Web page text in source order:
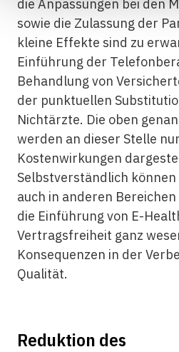
die Anpassungen bei den
sowie die Zulassung der
kleine Effekte sind zu
Einführung der
Behandlung von
der punktuellen
Nichtärzte. Die oben
werden an dieser Stelle
Kostenwirkungen
Selbstverständlich können
auch in anderen
die Einführung von E-
Vertragsfreiheit ganz
Konsequenzen in der
Qualität.
Reduktion des